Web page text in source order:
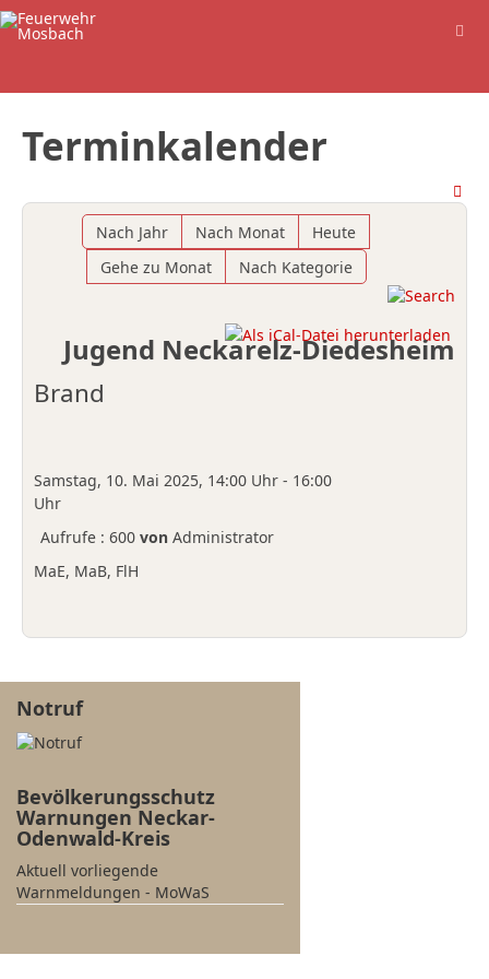
Terminkalender
Nach Jahr Nach Monat
Heute
Gehe zu Monat
Nach Kategorie
Jugend Neckarelz-Diedesheim
Brand
Samstag, 10. Mai 2025, 14:00 Uhr - 16:00
Uhr
Aufrufe: 600 von Administrator
MaE, MaB, FlH
Notruf
Bevölkerungsschutz
Warnungen Neckar-
Odenwald-Kreis
Aktuell vorliegende
Warnmeldungen - MoWaS